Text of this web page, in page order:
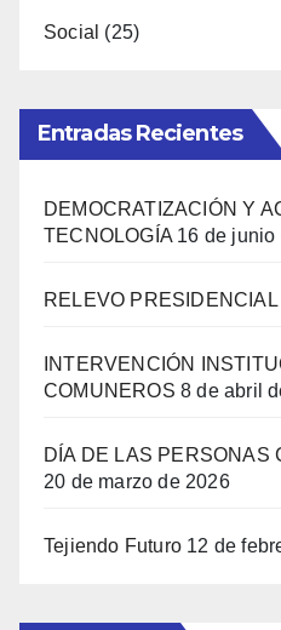
Social (25)
Entradas Recientes
DEMOCRATIZACIÓN Y
TECNOLOGÍA 16 de junio
RELEVO PRESIDENCIAL
INTERVENCIÓN
COMUNEROS 8 de abril
DÍA DE LAS PERSONAS
20 de marzo de 2026
Tejiendo Futuro 12 de